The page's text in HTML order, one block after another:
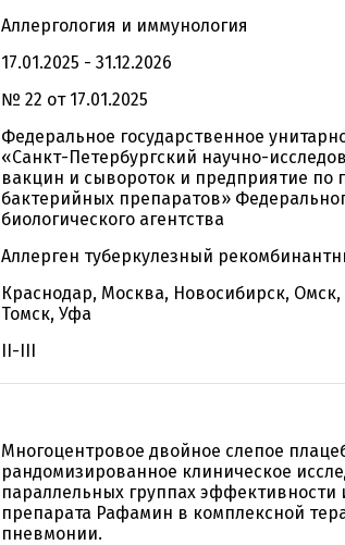
Аллергология и иммунология
17.01.2025 - 31.12.2026
№ 22 от 17.01.2025
Федеральное государственное
«Санкт-Петербургский научно-
вакцин и сывороток и предприятие по
бактерийных препаратов»
биологического агентства
Аллерген туберкулезный
Краснодар, Москва, Новосибирск,
Томск, Уфа
II-III
Многоцентровое двойное слепое
рандомизированное клиническое
параллельных группах эффективности
препарата Рафамин в комплексной
пневмонии.